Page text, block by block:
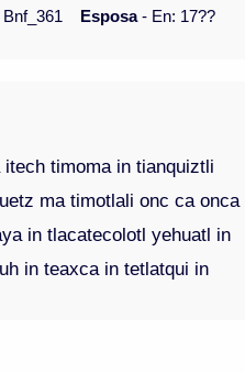
Esposa- En: 17??
timoma in tianquiztli
ma timotlali onc ca onca
in tlacatecolotl yehuatl in
in teaxca in tetlatqui in